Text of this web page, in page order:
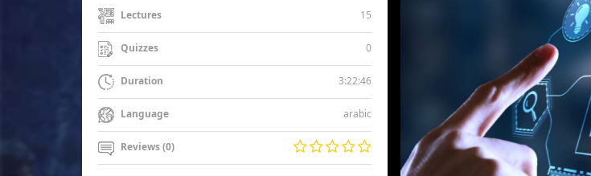
Lectures 15
Quizzes 0
Duration 3:22:46
Language arabic
Reviews (0)